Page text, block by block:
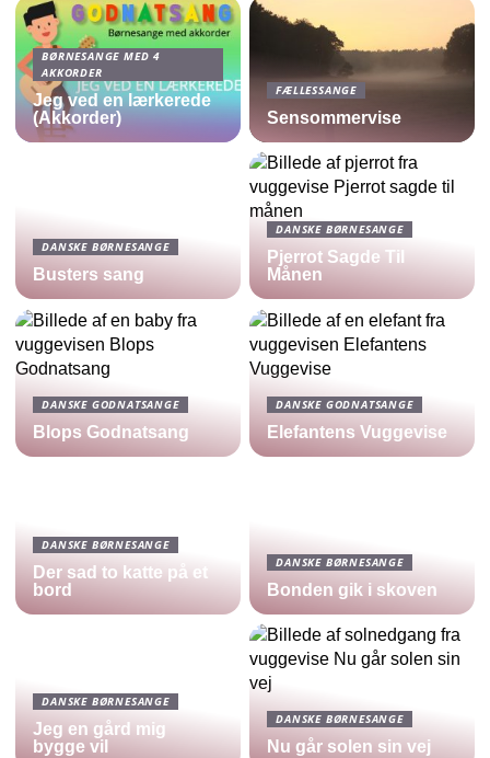
BØRNESANGE MED 4
AKKORDER
Jeg ved en lærkerede
(Akkorder)
FÆLLESSANGE
Sensommervise
DANSKE BØRNESANGE
Busters sang
DANSKE BØRNESANGE
Pjerrot Sagde Til
Månen
DANSKE GODNATSANGE
Blops Godnatsang
DANSKE GODNATSANGE
Elefantens Vuggevise
DANSKE BØRNESANGE
Der sad to katte på et
bord
DANSKE BØRNESANGE
Bonden gik i skoven
DANSKE BØRNESANGE
Jeg en gård mig
bygge vil
DANSKE BØRNESANGE
Nu går solen sin vej